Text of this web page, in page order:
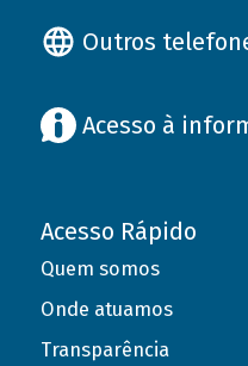
Outros
Acesso à
Acesso Rápido
Quem somos
Onde atuamos
Transparência